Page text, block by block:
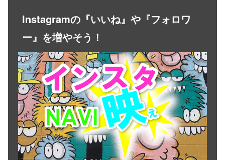
Instagramの『いいね』や『フォロワ
ー』を増やそう！